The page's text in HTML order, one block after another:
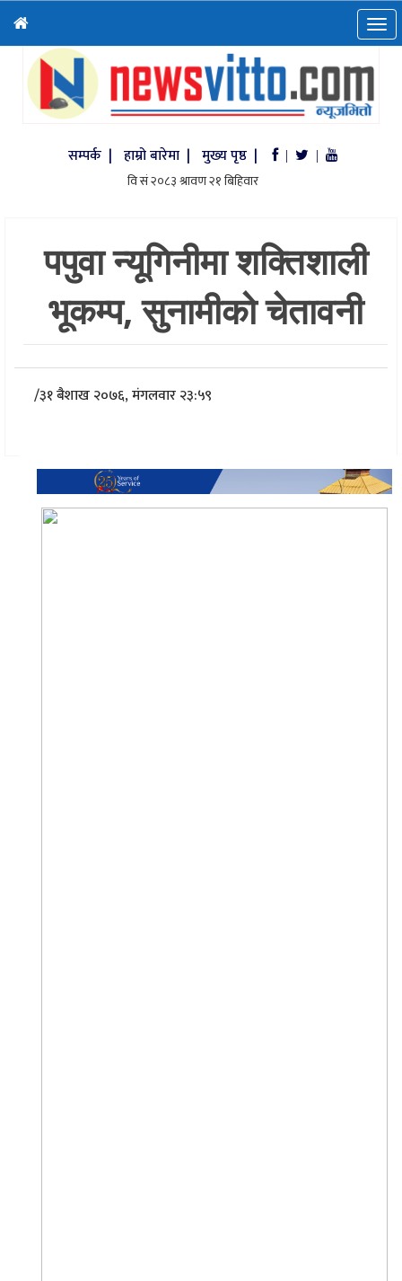
सम्पर्क | हाम्रो बारेमा | मुख्य पृष्ठ | | |
पपुवा न्यूगिनीमा शक्तिशाली
भूकम्प, सुनामीको चेतावनी
/३१ बैशाख २०७६, मंगलवार २३:५९